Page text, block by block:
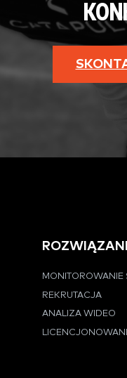
REKRUTACJA
ANALIZA WIDEO